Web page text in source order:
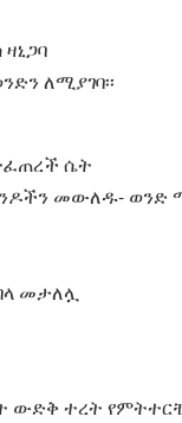
ለሚያገባ፡፡
ሴት
መውለዱ- ወንድ
መታለሏ
ውድቅ ተረት